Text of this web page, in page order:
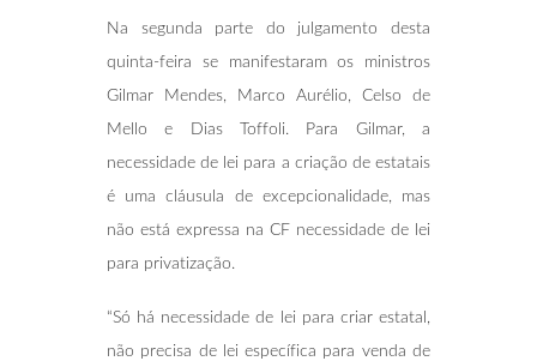
Na segunda parte do julgamento desta
quinta-feira se manifestaram os ministros
Gilmar Mendes, Marco Aurélio, Celso de
Mello e Dias Toffoli. Para Gilmar, a
necessidade de lei para a criação de estatais
é uma cláusula de excepcionalidade, mas
não está expressa na CF necessidade de lei
para privatização.
“Só há necessidade de lei para criar estatal,
não precisa de lei específica para venda de